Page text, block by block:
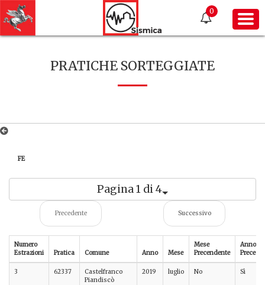
0
PRATICHE SORTEGGIATE
FE
Pagina 1 di 4
Precedente Successivo
Numero
Estrazioni
Pratica Comune Anno Mese
Mese
Precendente
Anno
3 62337
Castelfranco
Piandiscò
2019 luglio No Sì